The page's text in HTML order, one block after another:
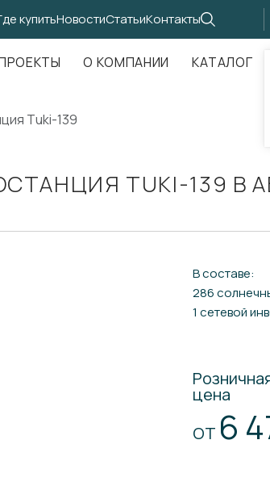
купитьНовостиСтатьиКонтакты
О КОМПАНИИ КАТАЛОГ
Tuki-139
TUKI-139 В
В составе:
286
1 сетевой
цена
ОТ 6